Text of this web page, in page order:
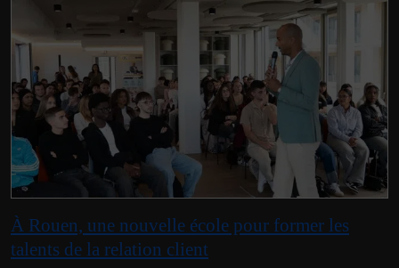
À Rouen, une nouvelle école pour former les
talents de la relation client